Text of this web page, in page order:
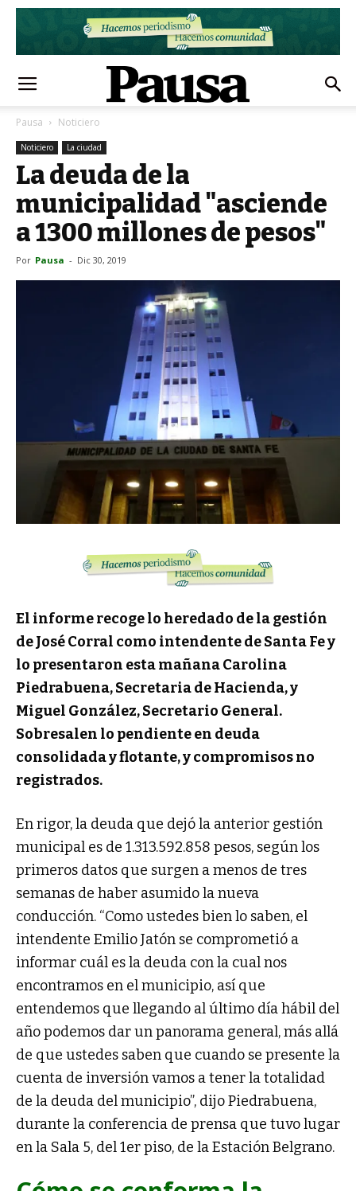
Pausa Noticiero
Noticiero La ciudad
La deuda de la
municipalidad "asciende
a 1300 millones de pesos"
Por Pausa - Dic 30, 2019
El informe recoge lo heredado de la gestión
de José Corral como intendente de Santa Fe y
lo presentaron esta mañana Carolina
Piedrabuena, Secretaria de Hacienda, y
Miguel González, Secretario General.
Sobresalen lo pendiente en deuda
consolidada y flotante, y compromisos no
registrados.
En rigor, la deuda que dejó la anterior gestión
municipal es de 1.313.592.858 pesos, según los
primeros datos que surgen a menos de tres
semanas de haber asumido la nueva
conducción. “Como ustedes bien lo saben, el
intendente Emilio Jatón se comprometió a
informar cuál es la deuda con la cual nos
encontramos en el municipio, así que
entendemos que llegando al último día hábil del
año podemos dar un panorama general, más allá
de que ustedes saben que cuando se presente la
cuenta de inversión vamos a tener la totalidad
de la deuda del municipio”, dijo Piedrabuena,
durante la conferencia de prensa que tuvo lugar
en la Sala 5, del 1er piso, de la Estación Belgrano.